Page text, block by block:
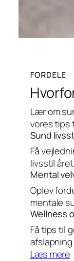
FORDELE
Lær om
vores tips
Sund
Få
livsstil
Mental
Oplev
mentale
Wellness
Få tips til
Læs mere